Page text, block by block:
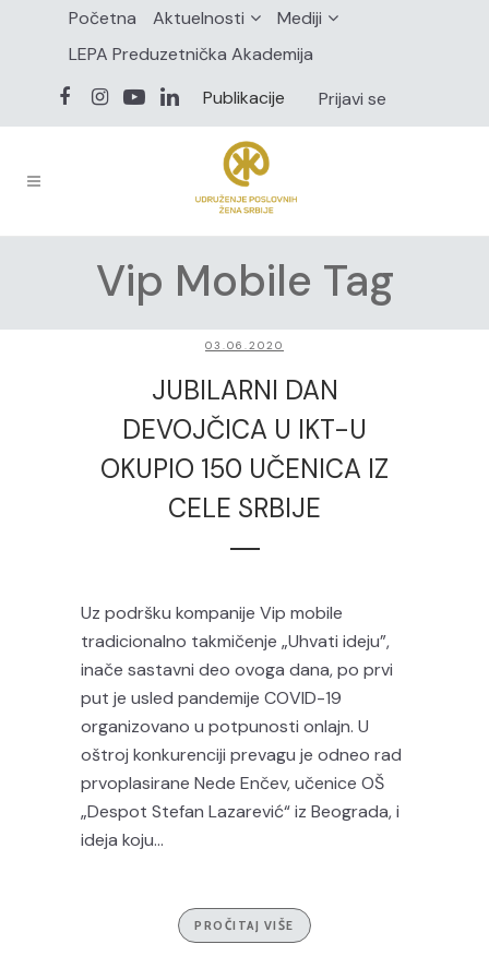
Početna Aktuelnosti
Mediji
LEPA Preduzetnička Akademija
Publikacije
Prijavi se
Vip Mobile Tag
03.06.2020
JUBILARNI DAN
DEVOJČICA U IKT-U
OKUPIO 150 UČENICA IZ
CELE SRBIJE
Uz podršku kompanije Vip mobile
tradicionalno takmičenje „Uhvati ideju”,
inače sastavni deo ovoga dana, po prvi
put je usled pandemije COVID-19
organizovano u potpunosti onlajn. U
oštroj konkurenciji prevagu je odneo rad
prvoplasirane Nede Enčev, učenice OŠ
„Despot Stefan Lazarević“ iz Beograda, i
ideja koju...
PROČITAJ VIŠE